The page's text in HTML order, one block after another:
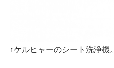
↑ケルヒャーのシート洗浄機。